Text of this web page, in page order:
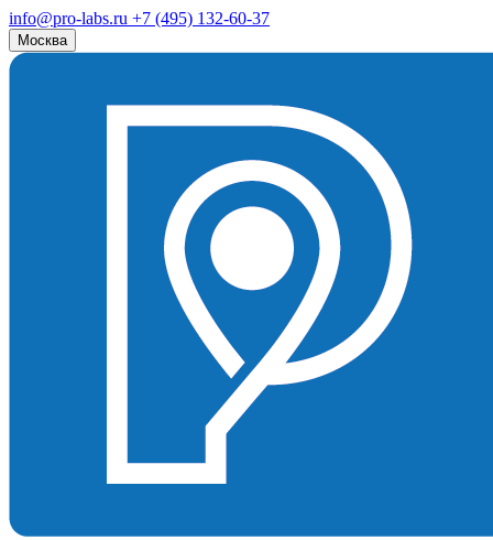
info@pro-labs.ru +7 (495) 132-60-37
Москва